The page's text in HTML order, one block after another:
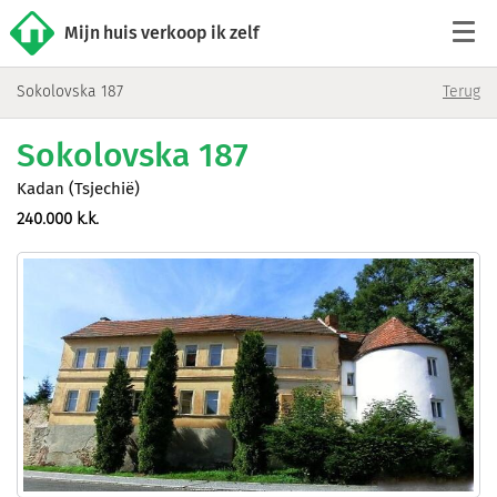
Mijn huis verkoop ik zelf
Woningaanbod
Reviews
Contact
Verkoop starten
Sokolovska 187 Terug
Sokolovska 187
Kadan (Tsjechië)
240.000 k.k.